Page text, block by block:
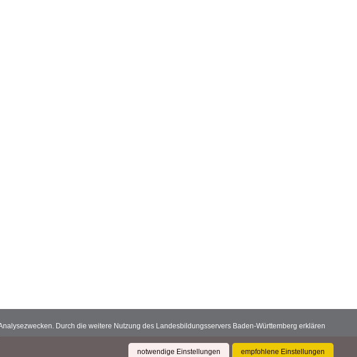
Durch die weitere Nutzung des Landesbildungsservers Baden-Württemberg erklären
notwendige Einstellungen
empfohlene Einstellungen